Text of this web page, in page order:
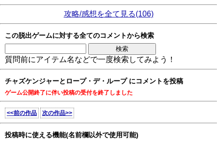
攻略/感想を全て見る(106)
この脱出ゲームに対する全てのコメントから検索
質問前にアイテム名などで一度検索してみよう！
チャズケンジャーとロープ・デ・ループ にコメントを投稿
ゲーム公開終了に伴い投稿の受付を終了しました
<<前の作品 次の作品>>
投稿時に使える機能(名前欄以外で使用可能)